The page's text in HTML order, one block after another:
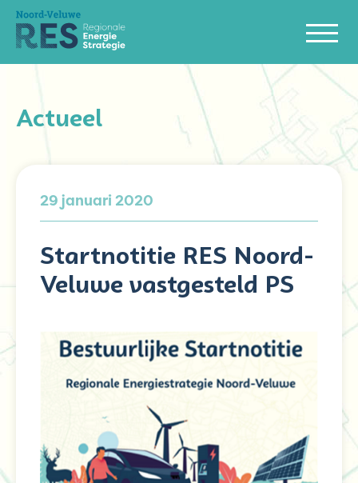
Actueel
29 januari 2020
Startnotitie RES Noord-
Veluwe vastgesteld PS